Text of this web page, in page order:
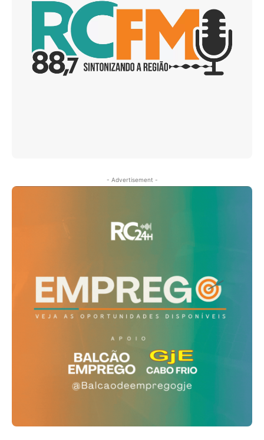
- Advertisement -